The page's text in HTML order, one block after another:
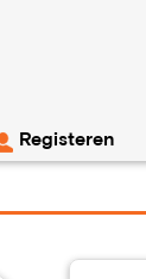
Registeren